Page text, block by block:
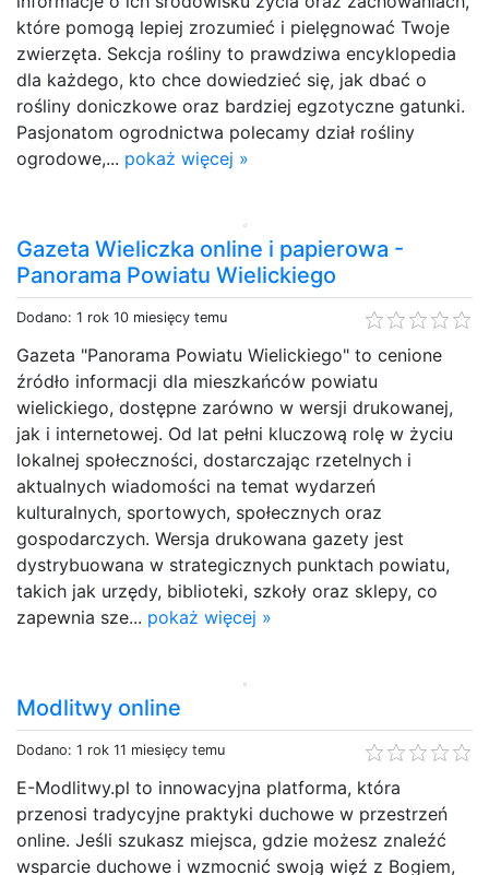
które pomogą lepiej zrozumieć i pielęgnować Twoje
zwierzęta. Sekcja rośliny to prawdziwa encyklopedia
dla każdego, kto chce dowiedzieć się, jak dbać o
rośliny doniczkowe oraz bardziej egzotyczne gatunki.
Pasjonatom ogrodnictwa polecamy dział rośliny
ogrodowe,... pokaż więcej »
Gazeta Wieliczka online i papierowa -
Panorama Powiatu Wielickiego
Dodano: 1 rok 10 miesięcy temu
Gazeta "Panorama Powiatu Wielickiego" to cenione
źródło informacji dla mieszkańców powiatu
wielickiego, dostępne zarówno w wersji drukowanej,
jak i internetowej. Od lat pełni kluczową rolę w życiu
lokalnej społeczności, dostarczając rzetelnych i
aktualnych wiadomości na temat wydarzeń
kulturalnych, sportowych, społecznych oraz
gospodarczych. Wersja drukowana gazety jest
dystrybuowana w strategicznych punktach powiatu,
takich jak urzędy, biblioteki, szkoły oraz sklepy, co
zapewnia sze... pokaż więcej »
Modlitwy online
Dodano: 1 rok 11 miesięcy temu
E-Modlitwy.pl to innowacyjna platforma, która
przenosi tradycyjne praktyki duchowe w przestrzeń
online. Jeśli szukasz miejsca, gdzie możesz znaleźć
wsparcie duchowe i wzmocnić swoją więź z Bogiem,